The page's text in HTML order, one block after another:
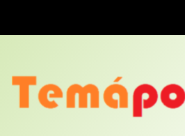
Lista de Megapost